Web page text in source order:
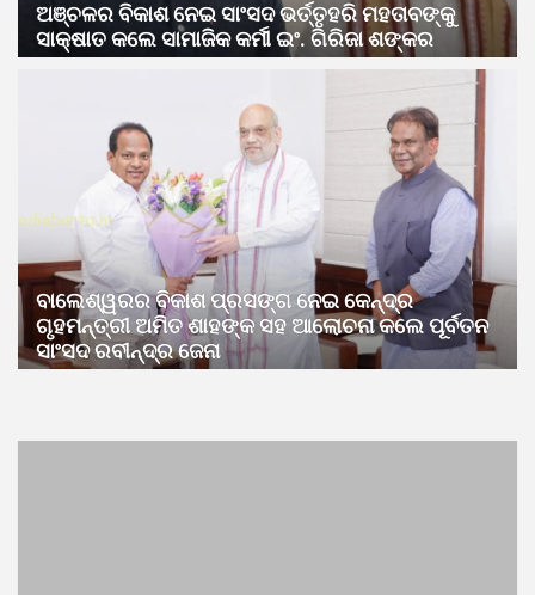
ଅଞ୍ଚଳର ବିକାଶ ନେଇ ସାଂସଦ ଭର୍ତ୍ତୃହରି ମହତାବଙ୍କୁ
ସାକ୍ଷାତ କଲେ ସାମାଜିକ କର୍ମୀ ଇଂ. ଗିରିଜା ଶଙ୍କର
ବାଲେଶ୍ୱରର ବିକାଶ ପ୍ରସଙ୍ଗ ନେଇ କେନ୍ଦ୍ର
ଗୃହମନ୍ତ୍ରୀ ଅମିତ ଶାହଙ୍କ ସହ ଆଲୋଚନା କଲେ ପୂର୍ବତନ
ସାଂସଦ ରବୀନ୍ଦ୍ର ଜେନା